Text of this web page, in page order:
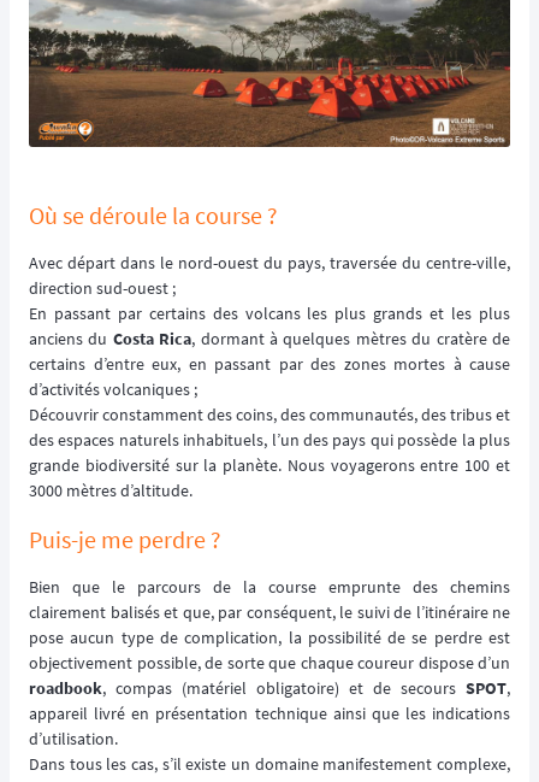
Où se déroule la course ?
Avec départ dans le nord-ouest du pays, traversée du centre-ville,
direction sud-ouest ;
En passant par certains des volcans les plus grands et les plus
anciens du Costa Rica, dormant à quelques mètres du cratère de
certains d’entre eux, en passant par des zones mortes à cause
d’activités volcaniques ;
Découvrir constamment des coins, des communautés, des tribus et
des espaces naturels inhabituels, l’un des pays qui possède la plus
grande biodiversité sur la planète. Nous voyagerons entre 100 et
3000 mètres d’altitude.
Puis-je me perdre ?
Bien que le parcours de la course emprunte des chemins
clairement balisés et que, par conséquent, le suivi de l’itinéraire ne
pose aucun type de complication, la possibilité de se perdre est
objectivement possible, de sorte que chaque coureur dispose d’un
roadbook, compas (matériel obligatoire) et de secours SPOT,
appareil livré en présentation technique ainsi que les indications
d’utilisation.
Dans tous les cas, s’il existe un domaine manifestement complexe,